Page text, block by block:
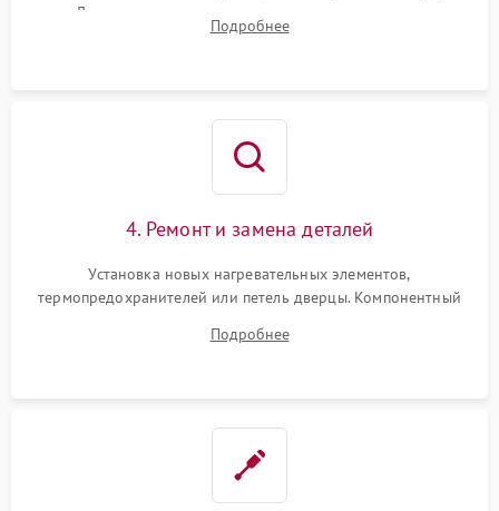
Диагностика термостата, датчиков температуры,
переключателя режимов и мотора конвекции.
Подробнее
4. Ремонт и замена деталей
Установка новых нагревательных элементов,
термопредохранителей или петель дверцы. Компонентный
выгоревших реле, восстановление контактов и замена
Подробнее